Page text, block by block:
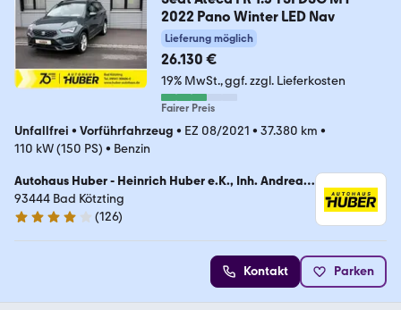
2022 Pano Winter LED Nav
Lieferung möglich
26.130 €
19% MwSt. ggf. zzgl. Lieferkosten
Fairer Preis
Unfallfrei • Vorführfahrzeug • EZ 08/2021 • 37.380 km •
110 kW (150 PS) • Benzin
Autohaus Huber - Heinrich Huber e.K., Inh. Andreas
Huber
93444 Bad Kötzting
3.9 Sterne
(126)
Kontakt Parken